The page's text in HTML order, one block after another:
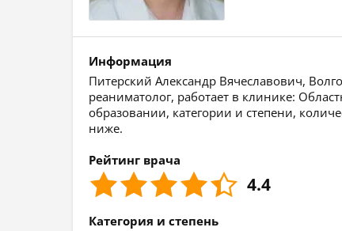
Информация
Питерский Александр Вячеславович,
реаниматолог, работает в клинике:
образовании, категории и степени,
ниже.
Рейтинг врача
4.4
Категория и степень